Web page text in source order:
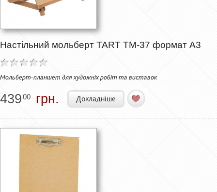
Настільний мольберт TART ТМ-37 формат А3
Мольберт-планшет для художніх робіт та виставок
43900 грн. Докладніше